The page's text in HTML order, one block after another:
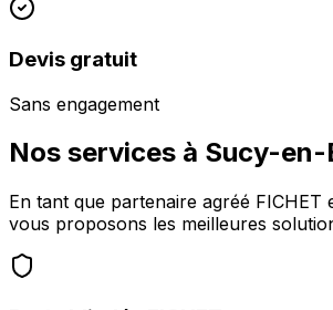
Devis gratuit
Sans engagement
Nos services à Sucy-en-
En tant que partenaire agréé FICHET
vous proposons les meilleures